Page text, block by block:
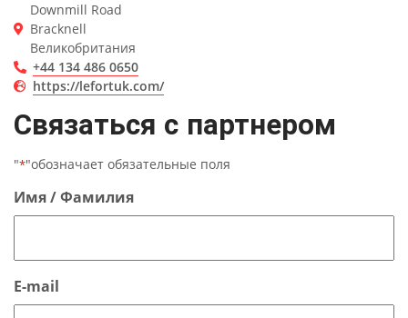
Downmill Road
Bracknell
Великобритания
+44 134 486 0650
https://lefortuk.com/
Связаться с партнером
"*"обозначает обязательные поля
Имя / Фамилия
E-mail